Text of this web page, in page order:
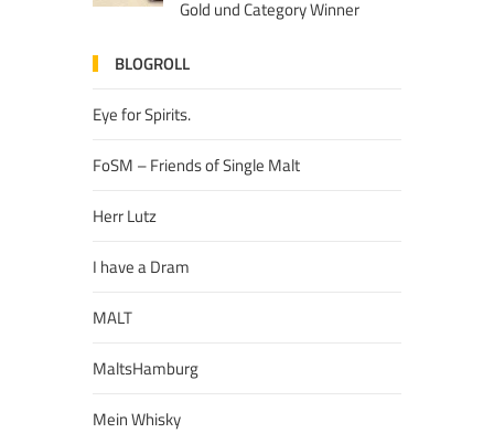
Gold und Category Winner
BLOGROLL
Eye for Spirits.
FoSM – Friends of Single Malt
Herr Lutz
I have a Dram
MALT
MaltsHamburg
Mein Whisky